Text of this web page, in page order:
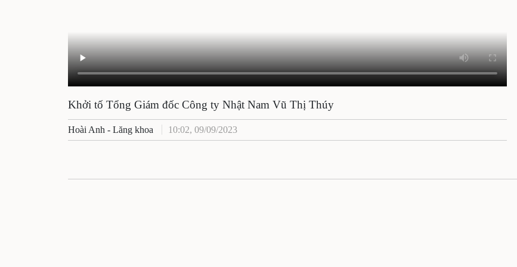
Khởi tố Tổng Giám đốc Công ty Nhật Nam Vũ Thị Thúy
Hoài Anh - Lăng khoa 10:02, 09/09/2023